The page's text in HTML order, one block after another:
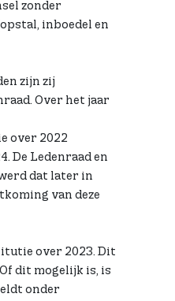
zonder
inboedel en
zijn zij
Over het jaar
over 2022
De Ledenraad en
dat later in
van deze
over 2023. Dit
dit mogelijk is, is
onder